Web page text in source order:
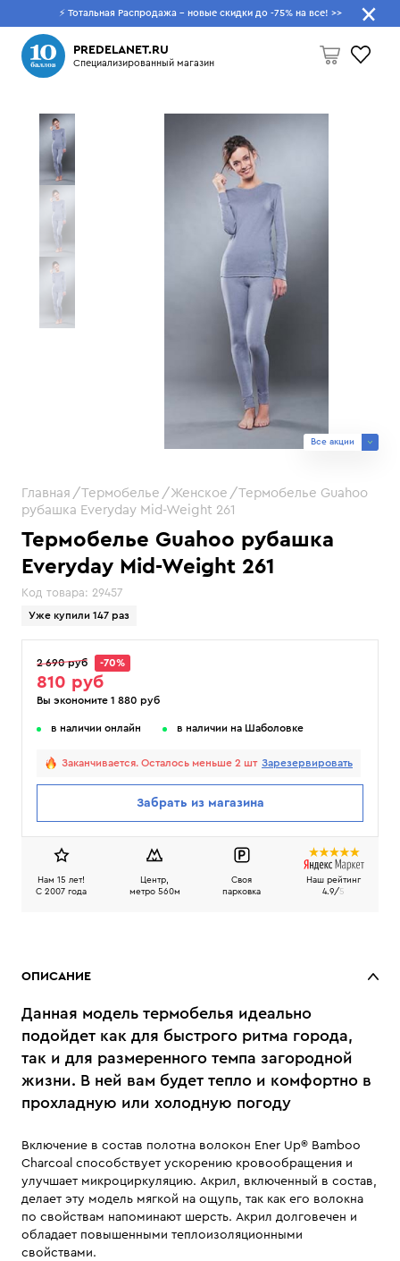
⚡ Тотальная Распродажа - новые скидки до -75% на все! >>
PREDELANET.RU
Специализированный магазин
Пусто
Что будем искать?
Термобелье Guahoo рубашка
Everyday Mid-Weight 261
Код товара: 29457
Уже купили 147 раз
Все акции
Главная Термобелье Женское
Термобелье Guahoo
рубашка Everyday Mid-Weight 261
2 690 руб -70%
810 руб
Вы экономите 1 880 руб
в наличии онлайн в наличии на Шаболовке
Заканчивается. Осталось меньше 2 шт Зарезервировать
Забрать из магазина
Нам 15 лет!
C 2007 года
Центр,
метро 560м
Своя
парковка
Наш рейтинг
4.9/5
ОПИСАНИЕ
Данная модель термобелья идеально
подойдет как для быстрого ритма города,
так и для размеренного темпа загородной
жизни. В ней вам будет тепло и комфортно в
прохладную или холодную погоду
Включение в состав полотна волокон Ener Up® Bamboo
Charcoal способствует ускорению кровообращения и
улучшает микроциркуляцию. Акрил, включенный в состав,
делает эту модель мягкой на ощупь, так как его волокна
по свойствам напоминают шерсть. Акрил долговечен и
обладает повышенными теплоизоляционными
свойствами.